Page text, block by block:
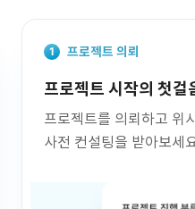
프로젝트 의뢰
프로젝트 시작의 첫걸
프로젝트를 의뢰하고 위
사전 컨설팅을 받아보세